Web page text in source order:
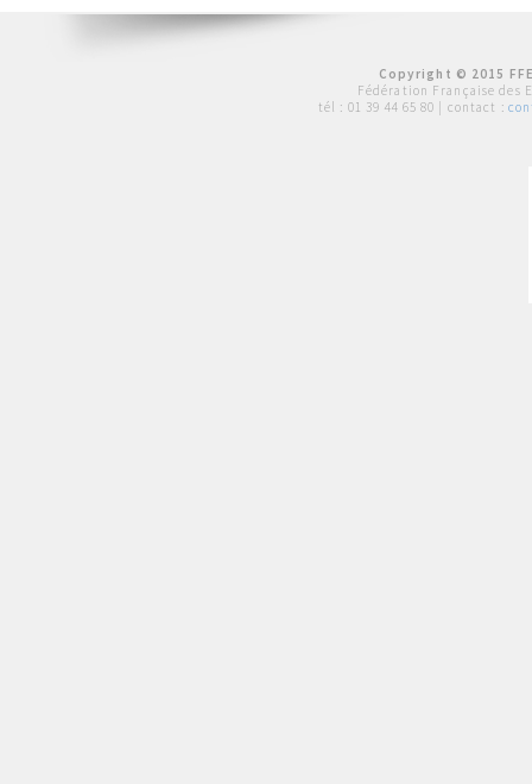
Copyright © 2015
Fédération Française des
tél : 01 39 44 65 80 | contact :